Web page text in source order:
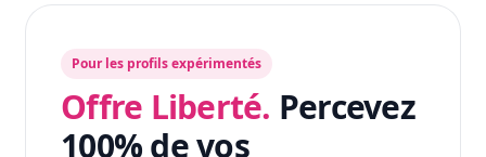
Pour les profils expérimentés
Offre Liberté. Percevez
100% de vos